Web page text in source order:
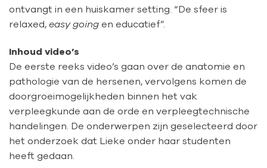
ontvangt in een huiskamer setting. “De sfeer is
relaxed, easy going en educatief”.
Inhoud video’s
De eerste reeks video’s gaan over de anatomie en
pathologie van de hersenen, vervolgens komen de
doorgroeimogelijkheden binnen het vak
verpleegkunde aan de orde en verpleegtechnische
handelingen. De onderwerpen zijn geselecteerd door
het onderzoek dat Lieke onder haar studenten
heeft gedaan.